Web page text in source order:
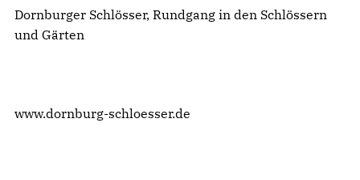
Dornburger Schlösser, Rundgang in den Schlössern
und Gärten
www.dornburg-schloesser.de